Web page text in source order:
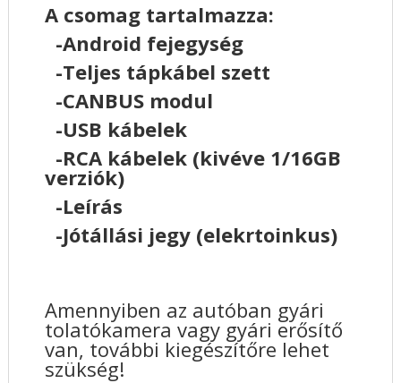
A csomag tartalmazza:
-Android fejegység
-Teljes tápkábel szett
-CANBUS modul
-USB kábelek
-RCA kábelek (kivéve 1/16GB
verziók)
-Leírás
-Jótállási jegy (elekrtoinkus)
Amennyiben az autóban gyári
tolatókamera vagy gyári erősítő
van, további kiegészítőre lehet
szükség!